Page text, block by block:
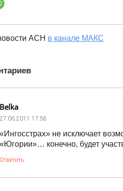
АСН в канале МАКС
Belka
27.06.2011 17:58
«Ингосстрах» не исключает
«Югории»… конечно, будет
Ответить